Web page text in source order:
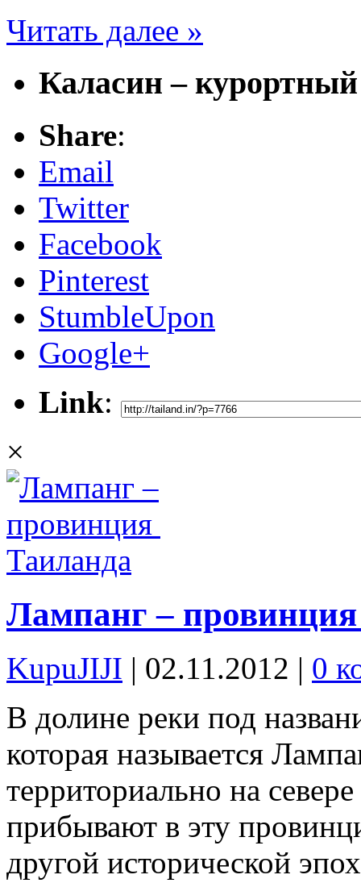
Читать далее »
Каласин –
Share:
Email
Twitter
Facebook
Pinterest
StumbleUpon
Google+
Link:
×
Лампанг –
KupuJIJI | 02.11.2012 | 0
В долине реки под
которая называется
территориально на
прибывают в эту
другой исторической